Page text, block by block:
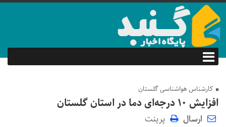
کارشناس هواشناسی گلستان
افزایش ۱۰ درجه‌ای دما در استان گلستان
ارسال پرینت